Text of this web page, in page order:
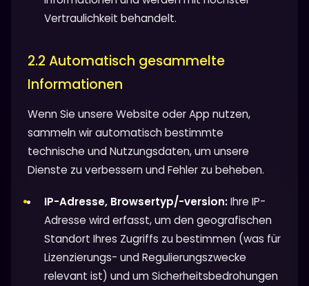
Vertraulichkeit behandelt.
2.2 Automatisch gesammelte
Informationen
Wenn Sie unsere Website oder App nutzen,
sammeln wir automatisch bestimmte
technische und Nutzungsdaten, um unsere
Dienste zu verbessern und Fehler zu beheben.
IP-Adresse, Browsertyp/-version:Ihre IP-
Adresse wird erfasst, um den geografischen
Standort Ihres Zugriffs zu bestimmen (was für
Lizenzierungs- und Regulierungszwecke
relevant ist) und um Sicherheitsbedrohungen